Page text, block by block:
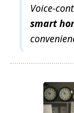
Voice-
smart